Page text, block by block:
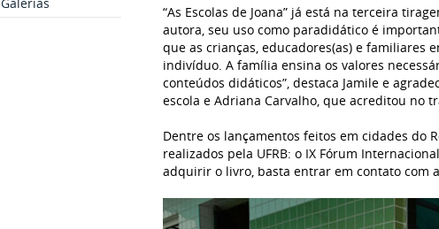
“As Escolas de Joana” já está na terceira
autora, seu uso como paradidático é
que as crianças, educadores(as) e familiares
indivíduo. A família ensina os valores
conteúdos didáticos”, destaca Jamile e
escola e Adriana Carvalho, que acreditou no
Dentre os lançamentos feitos em cidades do
realizados pela UFRB: o IX Fórum
adquirir o livro, basta entrar em contato com